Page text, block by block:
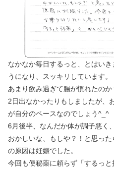
なかなか毎日するっと、とはい
うになり、スッキリしています。
あまり飲み過ぎて腸が慣れたのか
2日出なかったりもしましたが、
が自分のペースなのでしょう^_^
6月後半、なんだか体が調子悪く
おかしいな、もしや？！と思っ
の原因は妊娠でした。
今回も便秘薬に頼らず「するっ